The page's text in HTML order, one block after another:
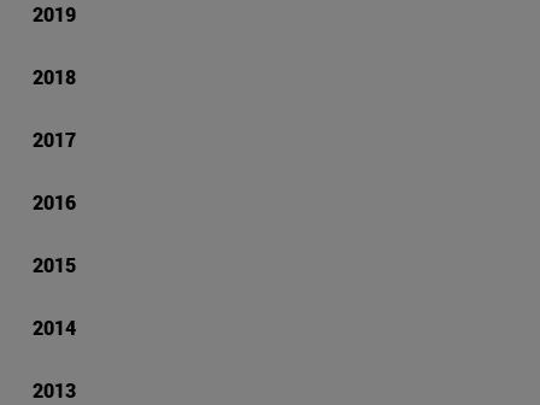
2019
2018
2017
2016
2015
2014
2013